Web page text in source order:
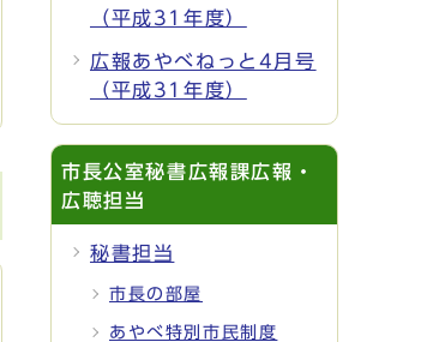
（平成31年度）
広報あやべねっと4月号
（平成31年度）
市長公室秘書広報課広報・
広聴担当
秘書担当
市長の部屋
あやべ特別市民制度